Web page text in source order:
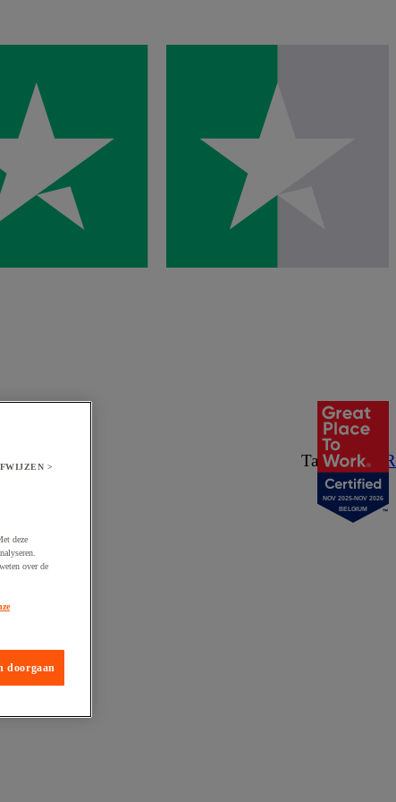
Taal:NL/ FR
NOV 2025-NOV 2026
BELGIUM
>
deze
over de
doorgaan